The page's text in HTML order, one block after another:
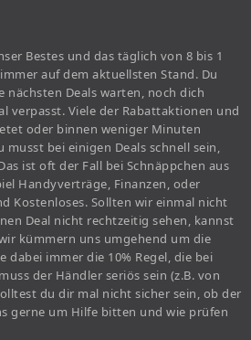
Bestes und das täglich von 8 bis 1
auf dem aktuellsten Stand. Du
nächsten Deals warten, noch dich
verpasst. Viele der Rabattaktionen und
oder binnen weniger Minuten
musst bei einigen Deals schnell sein,
ist oft der Fall bei Schnäppchen aus
Handyverträge, Finanzen, oder
Kostenloses. Sollten wir einmal nicht
Deal nicht rechtzeitig sehen, kannst
kümmern uns umgehend um die
dabei immer die 10% Regel, die bei
der Händler seriös sein (z.B. von
du dir mal nicht sicher sein, ob der
gerne um Hilfe bitten und wie prüfen